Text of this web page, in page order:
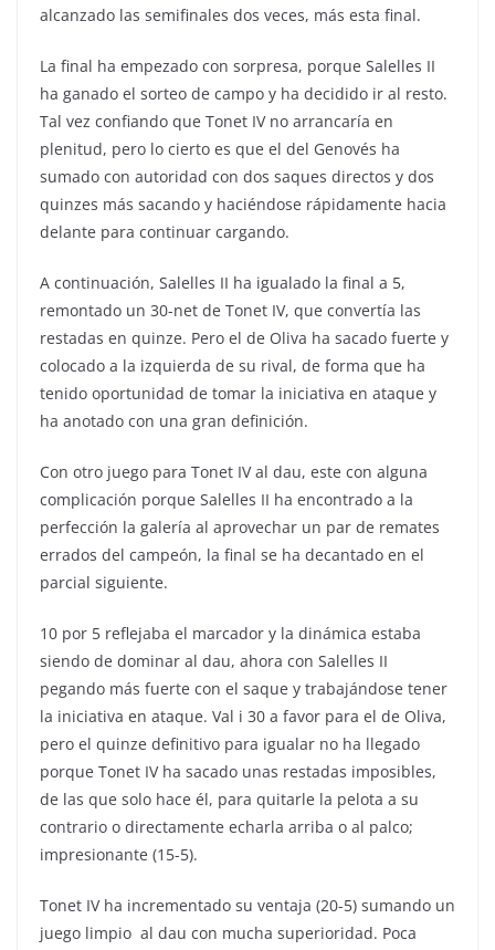
alcanzado las semifinales dos veces, más esta final.
La final ha empezado con sorpresa, porque Salelles II
ha ganado el sorteo de campo y ha decidido ir al resto.
Tal vez confiando que Tonet IV no arrancaría en
plenitud, pero lo cierto es que el del Genovés ha
sumado con autoridad con dos saques directos y dos
quinzes más sacando y haciéndose rápidamente hacia
delante para continuar cargando.
A continuación, Salelles II ha igualado la final a 5,
remontado un 30-net de Tonet IV, que convertía las
restadas en quinze. Pero el de Oliva ha sacado fuerte y
colocado a la izquierda de su rival, de forma que ha
tenido oportunidad de tomar la iniciativa en ataque y
ha anotado con una gran definición.
Con otro juego para Tonet IV al dau, este con alguna
complicación porque Salelles II ha encontrado a la
perfección la galería al aprovechar un par de remates
errados del campeón, la final se ha decantado en el
parcial siguiente.
10 por 5 reflejaba el marcador y la dinámica estaba
siendo de dominar al dau, ahora con Salelles II
pegando más fuerte con el saque y trabajándose tener
la iniciativa en ataque. Val i 30 a favor para el de Oliva,
pero el quinze definitivo para igualar no ha llegado
porque Tonet IV ha sacado unas restadas imposibles,
de las que solo hace él, para quitarle la pelota a su
contrario o directamente echarla arriba o al palco;
impresionante (15-5).
Tonet IV ha incrementado su ventaja (20-5) sumando un
juego limpio al dau con mucha superioridad. Poca